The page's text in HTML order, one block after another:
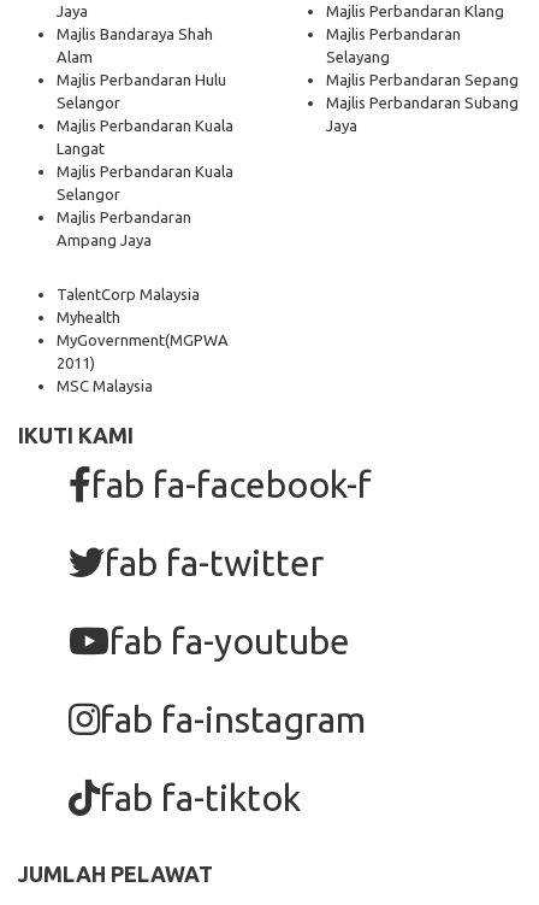
Jaya
Majlis Bandaraya Shah
Alam
Majlis Perbandaran Hulu
Selangor
Majlis Perbandaran Kuala
Langat
Majlis Perbandaran Kuala
Selangor
Majlis Perbandaran
Ampang Jaya
Majlis Perbandaran Klang
Majlis Perbandaran
Selayang
Majlis Perbandaran Sepang
Majlis Perbandaran Subang
Jaya
TalentCorp Malaysia
Myhealth
MyGovernment(MGPWA
2011)
MSC Malaysia
IKUTI KAMI
fab fa-facebook-f
fab fa-twitter
fab fa-youtube
fab fa-instagram
fab fa-tiktok
JUMLAH PELAWAT